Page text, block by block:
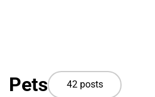
Pets 42 posts